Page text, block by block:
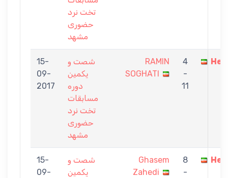
تخت نرد
حضوری
مشهد
15-
09-
2017
شصت و
یکمین
دوره
مسابقات
تخت نرد
حضوری
مشهد
RAMIN
SOGHATI
4
-
11
15-
09-
شصت و
یکمین
Ghasem
Zahedi
8
-